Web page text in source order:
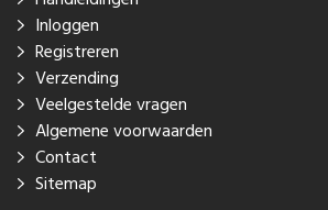
Inloggen
Registreren
Verzending
Veelgestelde vragen
Algemene voorwaarden
Contact
Sitemap